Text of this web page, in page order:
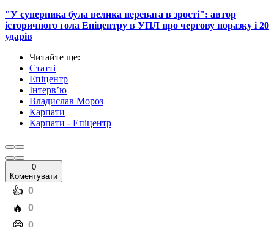
"У суперника була велика перевага в зрості": автор
історичного гола Епіцентру в УПЛ про чергову поразку і 20
ударів
Читайте ще:
Статті
Епіцентр
Інтерв’ю
Владислав Мороз
Карпати
Карпати - Епіцентр
0
Коментувати
️👍 0
️🔥 0